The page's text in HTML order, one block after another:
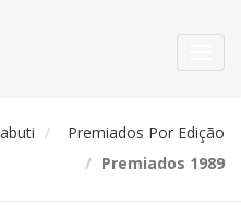
Premiados Por Edição
Premiados 1989